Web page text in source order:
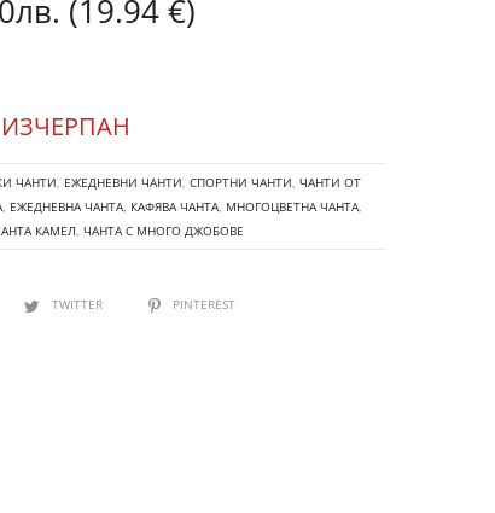
лв. (19.94 €)
ИЗЧЕРПАН
ЧАНТИ, ЕЖЕДНЕВНИ ЧАНТИ, СПОРТНИ ЧАНТИ, ЧАНТИ ОТ
, ЕЖЕДНЕВНА ЧАНТА, КАФЯВА ЧАНТА, МНОГОЦВЕТНА ЧАНТА,
КАМЕЛ, ЧАНТА С МНОГО ДЖОБОВЕ
TWITTER PINTEREST